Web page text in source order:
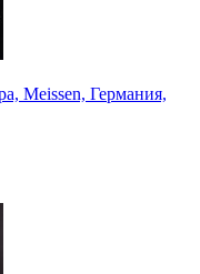
Meissen, Германия,